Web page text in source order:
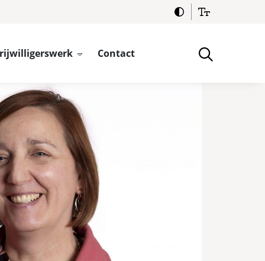
Contact